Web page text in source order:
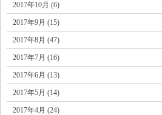
2017年10月 (6)
2017年9月 (15)
2017年8月 (47)
2017年7月 (16)
2017年6月 (13)
2017年5月 (14)
2017年4月 (24)